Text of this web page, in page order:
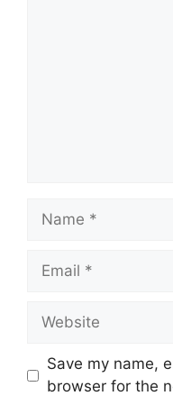
Name
Email
Website
Save my name,
browser for the